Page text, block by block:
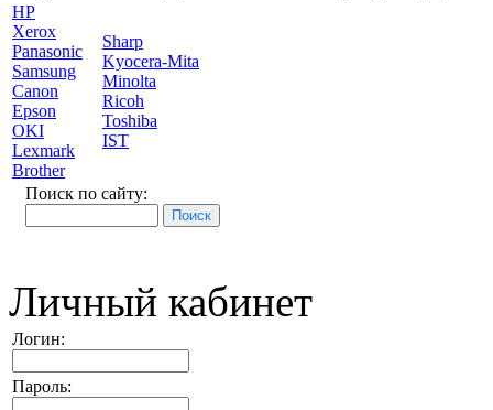
HP
Xerox
Panasonic
Samsung
Canon
Epson
OKI
Lexmark
Brother
Sharp
Kyocera-Mita
Minolta
Ricoh
Toshiba
IST
Поиск по сайту:
Личный кабинет
Логин:
Пароль: